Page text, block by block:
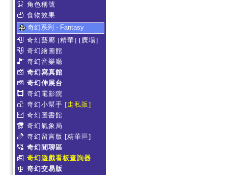
角色稱號
食物效果
奇幻系列 - Fantasy
奇幻藝廊 [精華] [廣場]
奇幻繪圖館
奇幻音樂廳
奇幻寫真館
奇幻伸展台
奇幻電影院
奇幻小幫手 [走私販]
奇幻圖書館
奇幻氣象局
奇幻留言版 [精華區]
奇幻閒聊區
奇幻遊戲看板查詢器
奇幻交易版